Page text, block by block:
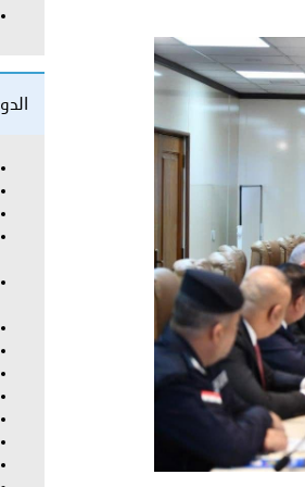
والتوعية والإرشاد المجتمعي..
22هـ ــ الموافق 2026/08/05 م - شرطة أبوظبي تحذر من زيادة
22هـ ــ الموافق 2026/08/05 م - شرطة أبوظبي تطلع وفد
22هـ ــ الموافق 2026/08/05 م - شرطة أبوظبي تنظم حملة للتبرع
ــ الموافق 2026/08/05 م - بمناسبة صدور المرسومين
وزارة مساعد لشؤون الأمن العام..